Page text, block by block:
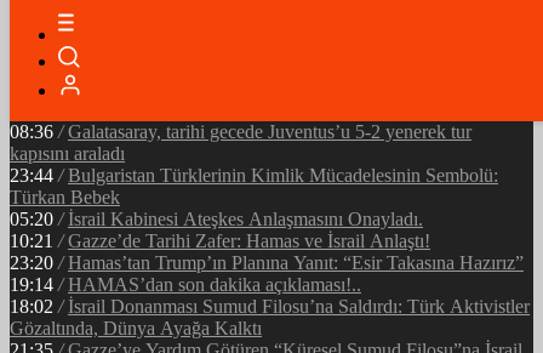
05:34 / Ramazan’ın Bereketi Yarenler İftarıyla Taçlandı: ‘Birlikte
08:36 / Galatasaray, tarihi gecede Juventus’u 5-2 yenerek tur
kapısını araladı
23:44 / Bulgaristan Türklerinin Kimlik Mücadelesinin Sembolü:
Türkan Bebek
05:20 / İsrail Kabinesi Ateşkes Anlaşmasını Onayladı.
10:21 / Gazze’de Tarihi Zafer: Hamas ve İsrail Anlaştı!
23:20 / Hamas’tan Trump’ın Planına Yanıt: “Esir Takasına Hazırız”
19:14 / HAMAS’dan son dakika açıklaması!..
18:02 / İsrail Donanması Sumud Filosu’na Saldırdı: Türk Aktivistler
Gözaltında, Dünya Ayağa Kalktı